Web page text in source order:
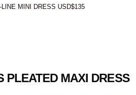
LINE MINI DRESS USD$135
PLEATED MAXI DRESS